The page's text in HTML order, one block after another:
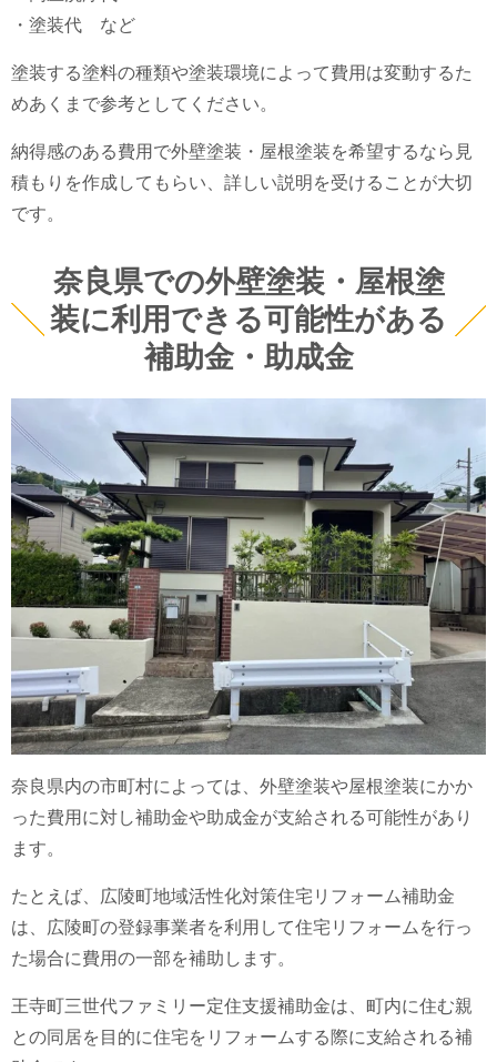
・塗装代 など
塗装する塗料の種類や塗装環境によって費用は変動するた
めあくまで参考としてください。
納得感のある費用で外壁塗装・屋根塗装を希望するなら見
積もりを作成してもらい、詳しい説明を受けることが大切
です。
奈良県での外壁塗装・屋根塗
装に利用できる可能性がある
補助金・助成金
奈良県内の市町村によっては、外壁塗装や屋根塗装にかか
った費用に対し補助金や助成金が支給される可能性があり
ます。
たとえば、広陵町地域活性化対策住宅リフォーム補助金
は、広陵町の登録事業者を利用して住宅リフォームを行っ
た場合に費用の一部を補助します。
王寺町三世代ファミリー定住支援補助金は、町内に住む親
との同居を目的に住宅をリフォームする際に支給される補